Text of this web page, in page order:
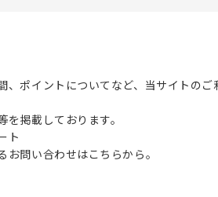
、ポイントについてなど、当サイトのご
掲載しております。
ト
問い合わせはこちらから。